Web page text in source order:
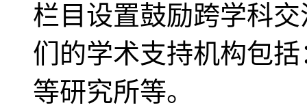
栏目设置鼓励跨学科
们的学术支持机构包
等研究所等。